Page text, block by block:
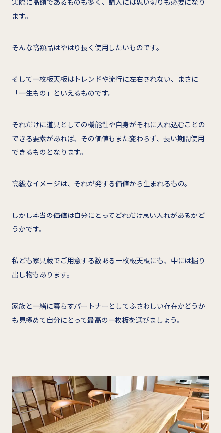
ます。
そんな高額品はやはり長く使用したいものです。
そして一枚板天板はトレンドや流行に左右されない、まさに
「一生もの」といえるものです。
それだけに道具としての機能性や自身がそれに入れ込むことの
できる要素があれば、その価値もまた変わらず、長い期間使用
できるものとなります。
高級なイメージは、それが発する価値から生まれるもの。
しかし本当の価値は自分にとってどれだけ思い入れがあるかど
うかです。
私ども家具蔵でご用意する数ある一枚板天板にも、中には掘り
出し物もあります。
家族と一緒に暮らすパートナーとしてふさわしい存在かどうか
も見極めて自分にとって最高の一枚板を選びましょう。